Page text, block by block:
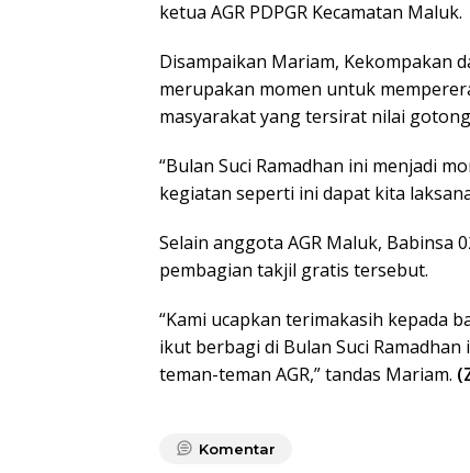
ketua AGR PDPGR Kecamatan Maluk.
Disampaikan Mariam, Kekompakan
merupakan momen untuk
masyarakat yang tersirat nilai
“Bulan Suci Ramadhan ini menjadi
kegiatan seperti ini dapat kita
Selain anggota AGR Maluk, Babinsa
pembagian takjil gratis tersebut.
“Kami ucapkan terimakasih kepada
ikut berbagi di Bulan Suci
teman-teman AGR,” tandas Mariam.
Komentar